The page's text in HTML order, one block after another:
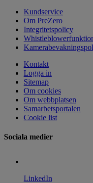
Kundservice
Om PreZero
Integritetspolicy
Kontakt
Logga in
Sitemap
Om cookies
Om webbplatsen
Samarbetsportalen
Cookie list
Sociala medier
LinkedIn